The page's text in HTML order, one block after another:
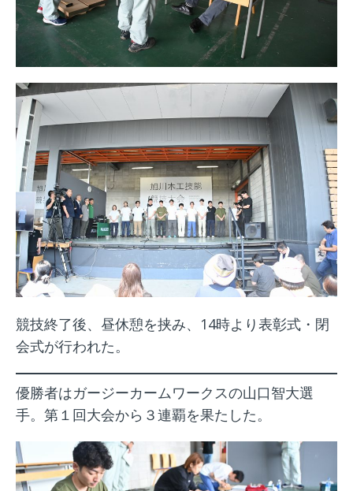
競技終了後、昼休憩を挟み、14時より表彰式・閉
会式が行われた。
優勝者はガージーカームワークスの山口智大選
手。第１回大会から３連覇を果たした。